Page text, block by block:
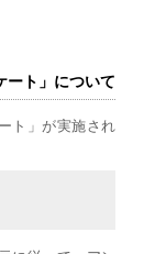
ート」について
ト」が実施され